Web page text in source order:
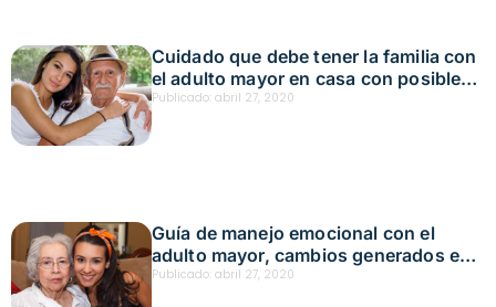
Cuidado que debe tener la familia con
el adulto mayor en casa con posible
riesgo de covid-19
Publicado: abril 27, 2020
Guía de manejo emocional con el
adulto mayor, cambios generados en
la comunicación y relacionamiento por
Publicado: abril 27, 2020